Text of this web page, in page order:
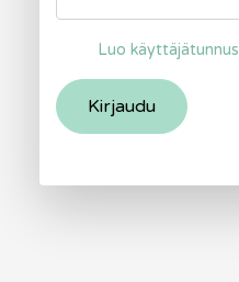
Luo käyttäjätunnus